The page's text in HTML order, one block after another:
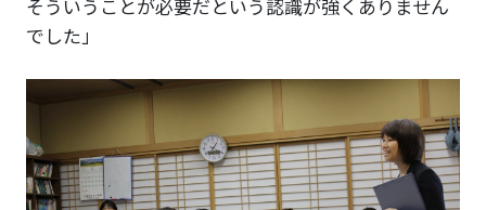
そういうことが必要だという認識が強くありません
でした」